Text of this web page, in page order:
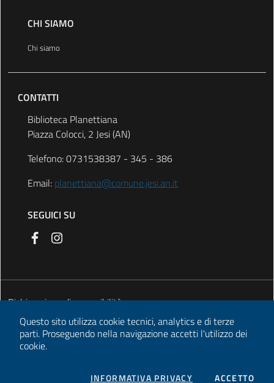
CHI SIAMO
Chi siamo
CONTATTI
Biblioteca Planettiana
Piazza Colocci, 2 Jesi (AN)
Telefono: 0731538387 - 345 - 386
Email: planettiana@comune.jesi.an.it
SEGUICI SU
Dichiarazione di accessibilità
Informativa privacy
Informativa cookie
Questo sito utilizza cookie tecnici, analytics e di terze
parti. Proseguendo nella navigazione accetti l'utilizzo dei
cookie.
INFORMATIVA PRIVACY COOKIESACCETTOI